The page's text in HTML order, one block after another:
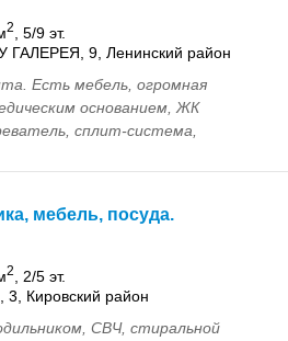
2
, 5/9 эт.
ГАЛЕРЕЯ, 9, Ленинский район
Есть мебель, огромная
основанием, ЖК
сплит-система,
мебель, посуда.
2
, 2/5 эт.
3, Кировский район
СВЧ, стиральной